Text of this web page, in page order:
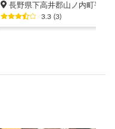
長野県下高井郡山ノ内町平穏
3.3 (3)